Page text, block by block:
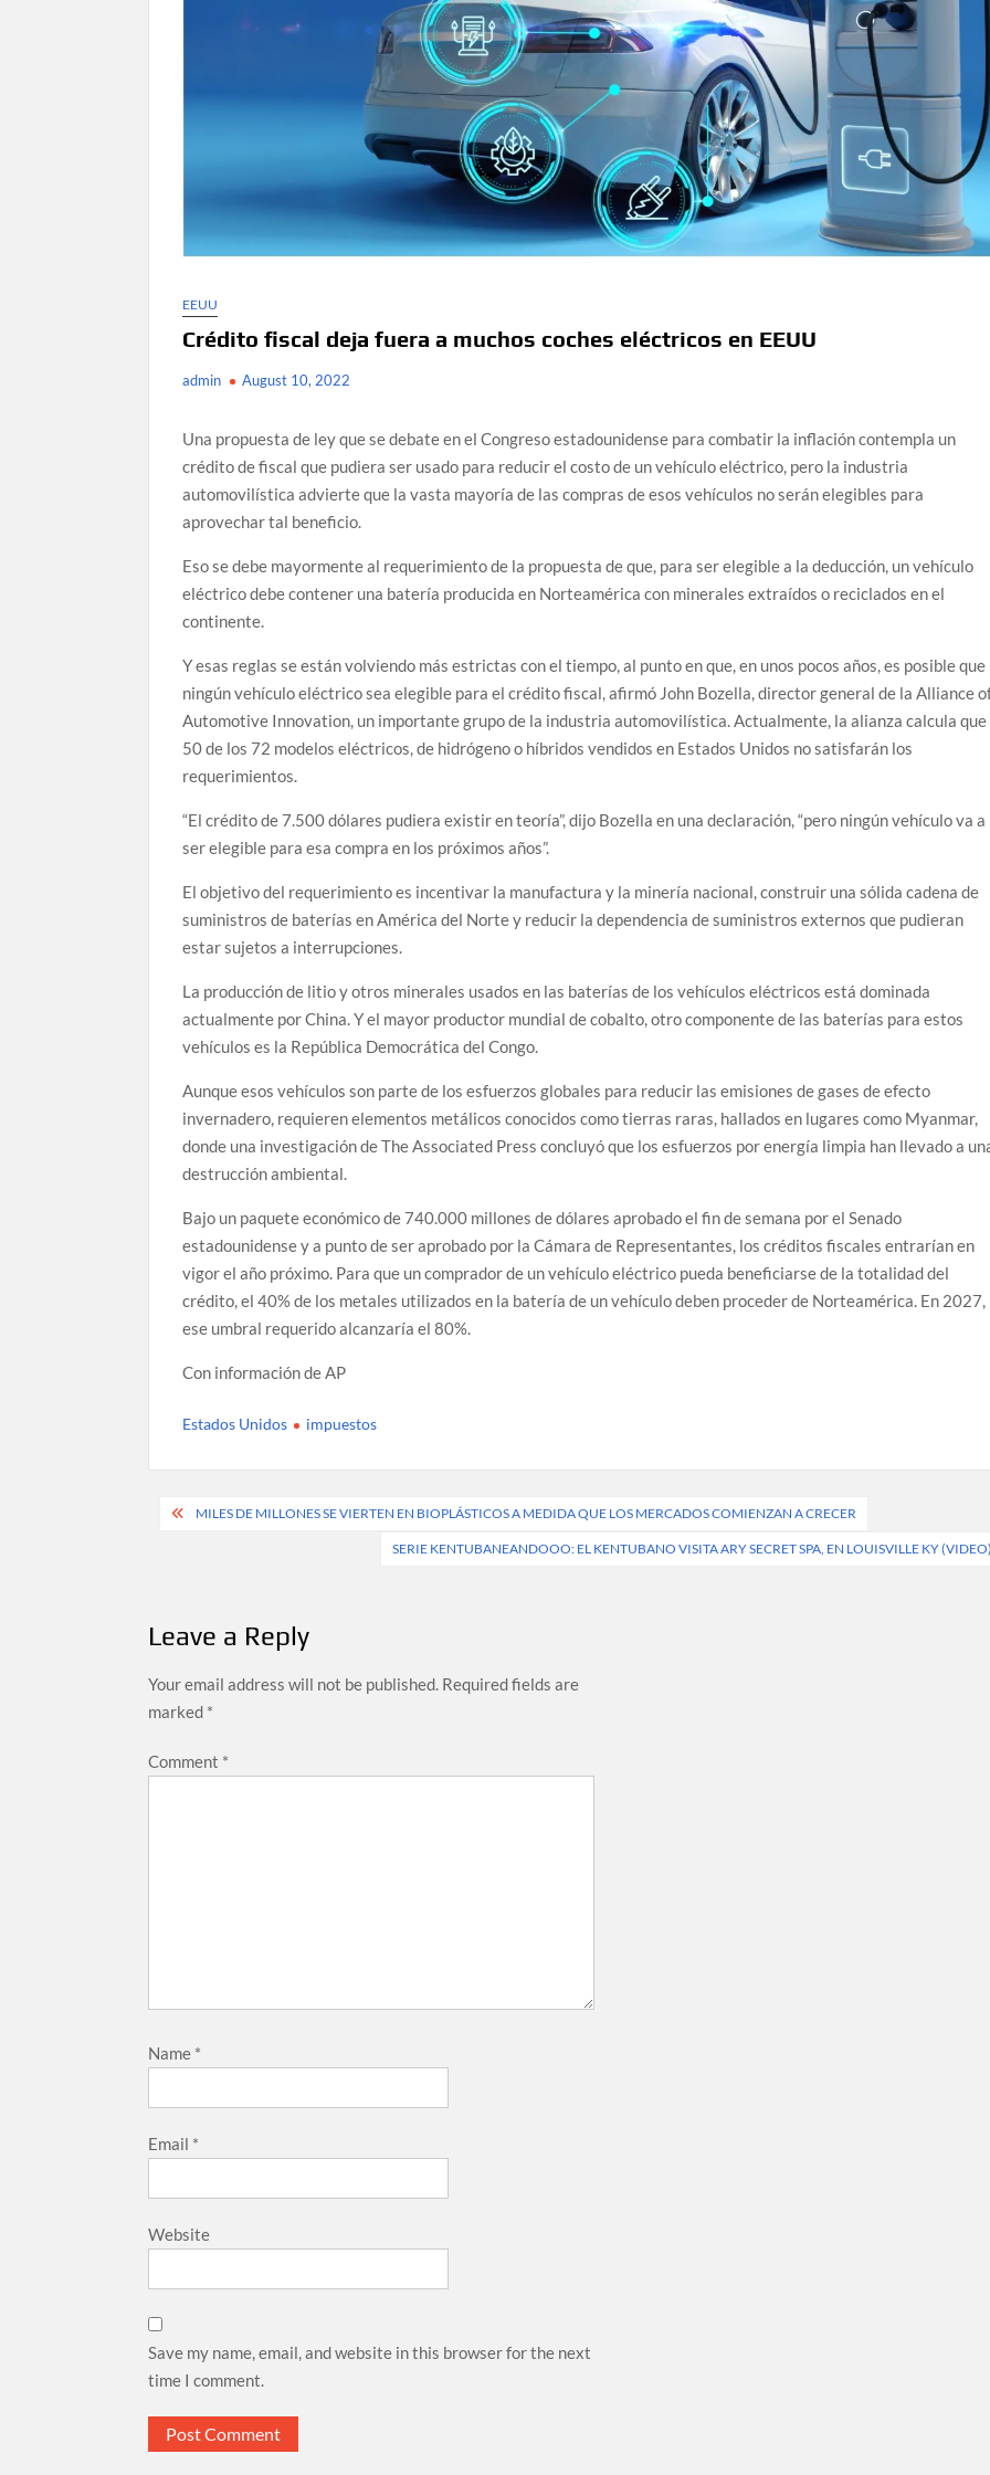
EEUU
Crédito fiscal deja fuera a muchos coches eléctricos en EEUU
admin August 10, 2022
Una propuesta de ley que se debate en el Congreso estadounidense para combatir la inflación contempla un
crédito de fiscal que pudiera ser usado para reducir el costo de un vehículo eléctrico, pero la industria
automovilística advierte que la vasta mayoría de las compras de esos vehículos no serán elegibles para
aprovechar tal beneficio.
Eso se debe mayormente al requerimiento de la propuesta de que, para ser elegible a la deducción, un vehículo
eléctrico debe contener una batería producida en Norteamérica con minerales extraídos o reciclados en el
continente.
Y esas reglas se están volviendo más estrictas con el tiempo, al punto en que, en unos pocos años, es posible que
ningún vehículo eléctrico sea elegible para el crédito fiscal, afirmó John Bozella, director general de la Alliance
Automotive Innovation, un importante grupo de la industria automovilística. Actualmente, la alianza calcula que
50 de los 72 modelos eléctricos, de hidrógeno o híbridos vendidos en Estados Unidos no satisfarán los
requerimientos.
“El crédito de 7.500 dólares pudiera existir en teoría”, dijo Bozella en una declaración, “pero ningún vehículo va a
ser elegible para esa compra en los próximos años”.
El objetivo del requerimiento es incentivar la manufactura y la minería nacional, construir una sólida cadena de
suministros de baterías en América del Norte y reducir la dependencia de suministros externos que pudieran
estar sujetos a interrupciones.
La producción de litio y otros minerales usados en las baterías de los vehículos eléctricos está dominada
actualmente por China. Y el mayor productor mundial de cobalto, otro componente de las baterías para estos
vehículos es la República Democrática del Congo.
Aunque esos vehículos son parte de los esfuerzos globales para reducir las emisiones de gases de efecto
invernadero, requieren elementos metálicos conocidos como tierras raras, hallados en lugares como Myanmar,
donde una investigación de The Associated Press concluyó que los esfuerzos por energía limpia han llevado a
destrucción ambiental.
Bajo un paquete económico de 740.000 millones de dólares aprobado el fin de semana por el Senado
estadounidense y a punto de ser aprobado por la Cámara de Representantes, los créditos fiscales entrarían en
vigor el año próximo. Para que un comprador de un vehículo eléctrico pueda beneficiarse de la totalidad del
crédito, el 40% de los metales utilizados en la batería de un vehículo deben proceder de Norteamérica. En 2027,
ese umbral requerido alcanzaría el 80%.
Con información de AP
Estados Unidos impuestos
PostMILES DE MILLONES SE VIERTEN EN BIOPLÁSTICOS A MEDIDA QUE LOS MERCADOS COMIENZAN A CRECER
SERIE KENTUBANEANDOOO: EL KENTUBANO VISITA ARY SECRET SPA, EN LOUISVILLE KY
Leave a Reply
Your email address will not be published. Required fields are
marked *
Comment *
Name *
Email *
Website
Save my name, email, and website in this browser for the next
time I comment.